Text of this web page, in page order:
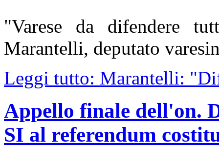
"Varese da difendere
Marantelli, deputato
Leggi tutto: Marantelli:
Appello finale dell'on.
SI al referendum